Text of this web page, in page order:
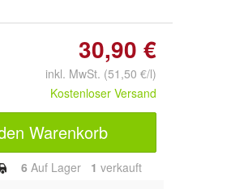
30,90 €
inkl. MwSt. (51,50 €/l)
Kostenloser Versand
Warenkorb
6 Auf Lager 1 verkauft